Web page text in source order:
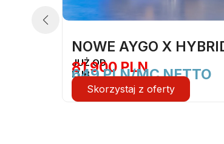
NOWE AYGO X
JUŻ OD
81 900 PLN
LUB
649 PLN/MC NETTO
Skorzystaj z oferty